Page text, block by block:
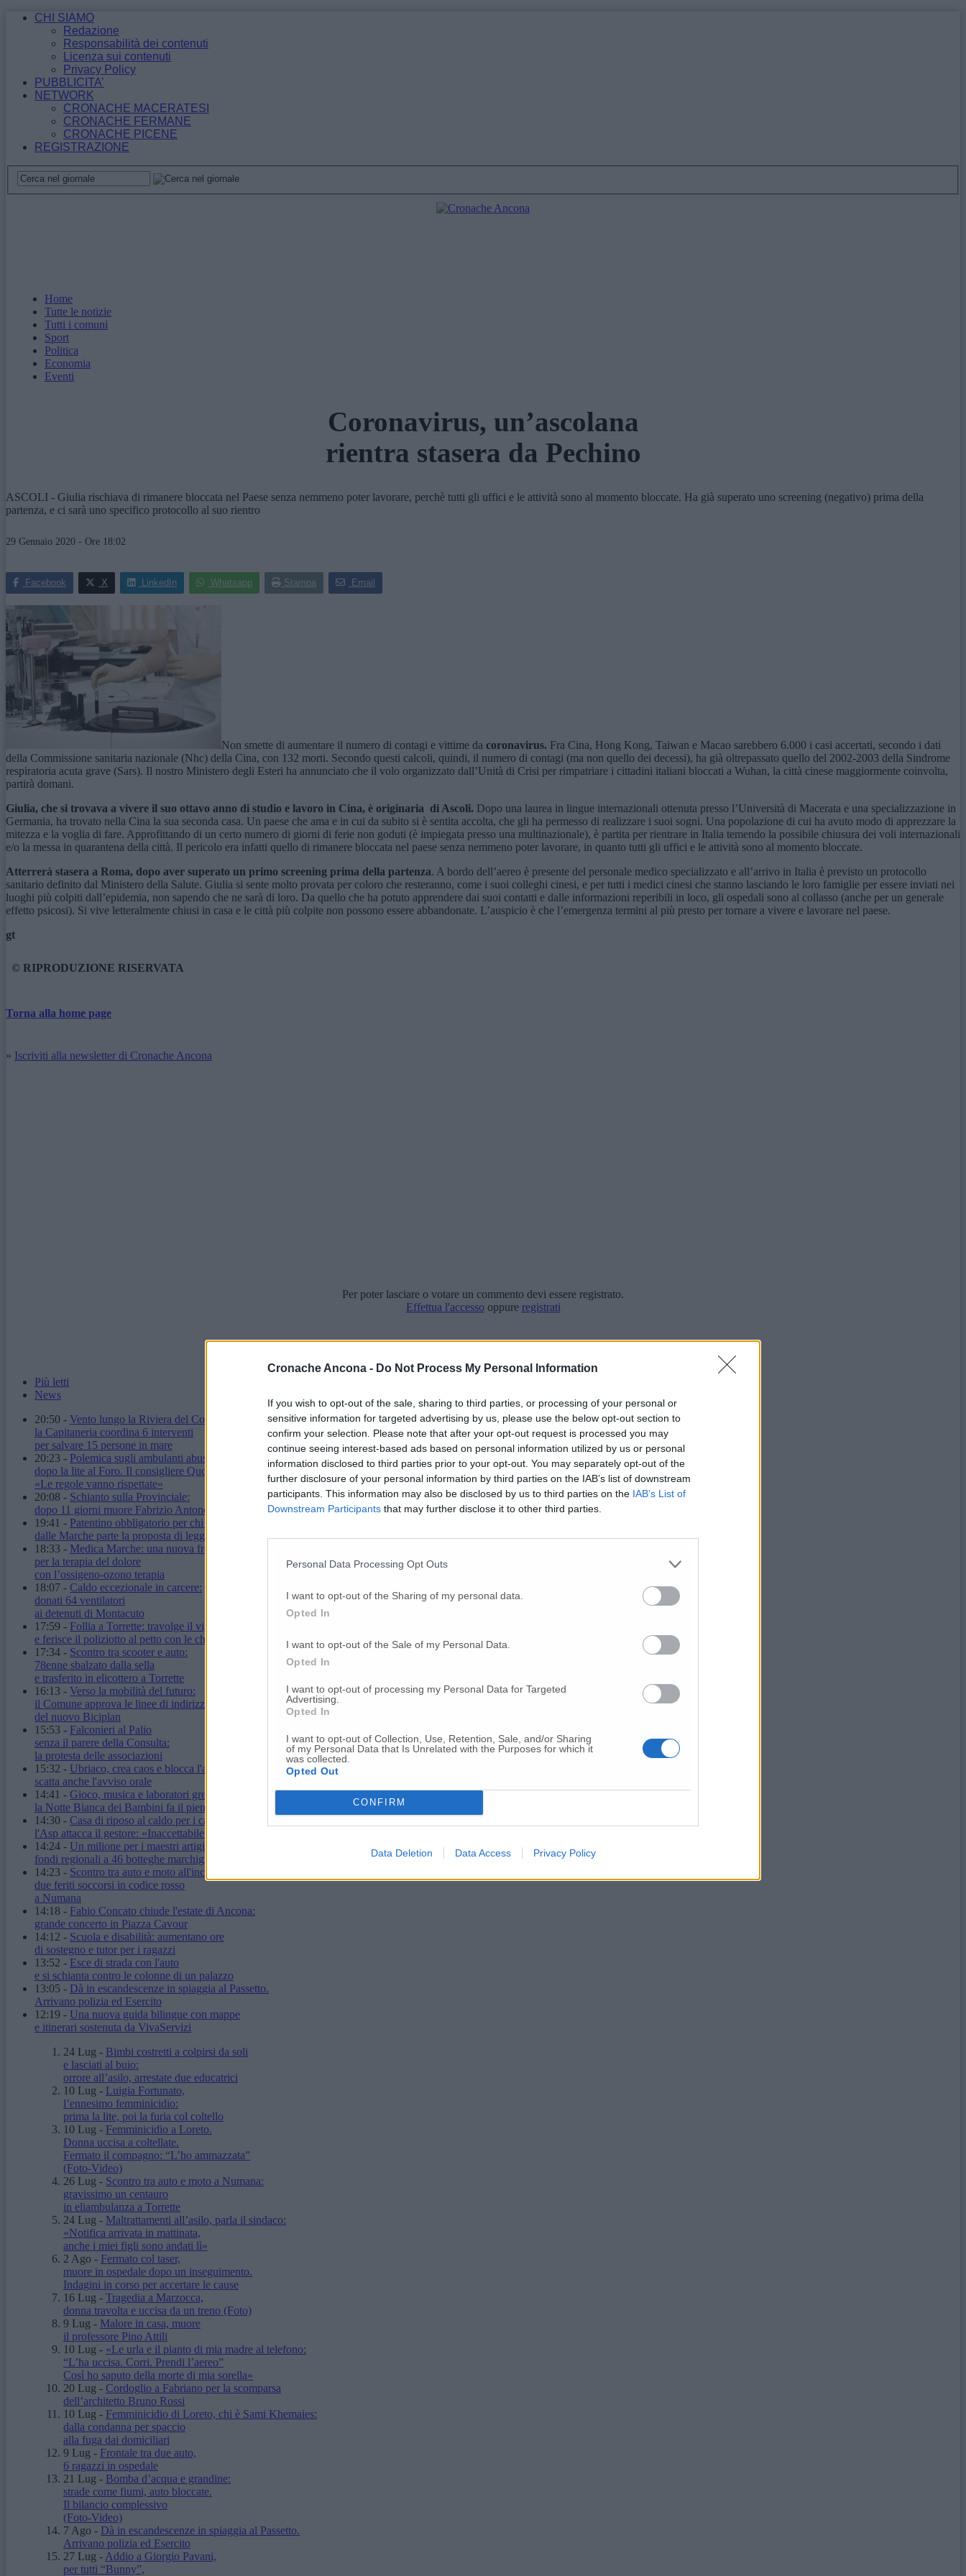
Cronache Ancona - Do Not Process My Personal Information
If you wish to opt-out of the sale, sharing to third parties, or processing of your personal or
sensitive information for targeted advertising by us, please use the below opt-out section to
confirm your selection. Please note that after your opt-out request is processed you may
continue seeing interest-based ads based on personal information utilized by us or personal
information disclosed to third parties prior to your opt-out. You may separately opt-out of the
further disclosure of your personal information by third parties on the IAB’s list of downstream
participants. This information may also be disclosed by us to third parties on the IAB’s List of
Downstream Participants that may further disclose it to other third parties.
Personal Data Processing Opt Outs
I want to opt-out of the Sharing of my personal data.
Opted In
I want to opt-out of the Sale of my Personal Data.
Opted In
I want to opt-out of processing my Personal Data for Targeted
Advertising.
Opted In
I want to opt-out of Collection, Use, Retention, Sale, and/or Sharing
of my Personal Data that Is Unrelated with the Purposes for which it
was collected.
Opted Out
CONFIRM
Data Deletion Data Access Privacy Policy
CHI SIAMO
Redazione
Responsabilità dei contenuti
Licenza sui contenuti
Privacy Policy
PUBBLICITA’
NETWORK
CRONACHE MACERATESI
CRONACHE FERMANE
CRONACHE PICENE
REGISTRAZIONE
Home
Tutte le notizie
Tutti i comuni
Sport
Politica
Economia
Eventi
Coronavirus, un’ascolana
rientra stasera da Pechino
ASCOLI - Giulia rischiava di rimanere bloccata nel Paese senza nemmeno poter lavorare, perchè tutti gli uffici e le attività sono al momento bloccate. Ha già superato uno screening (negativo) prima della
partenza, e ci sarà uno specifico protocollo al suo rientro
29 Gennaio 2020 - Ore 18:02
Facebook X LinkedIn Whatsapp Stampa Email
Non smette di aumentare il numero di contagi e vittime da coronavirus. Fra Cina, Hong Kong, Taiwan e Macao sarebbero 6.000 i casi accertati, secondo i dati
della Commissione sanitaria nazionale (Nhc) della Cina, con 132 morti. Secondo questi calcoli, quindi, il numero di contagi (ma non quello dei decessi), ha già oltrepassato quello del 2002-2003 della Sindrome
respiratoria acuta grave (Sars). Il nostro Ministero degli Esteri ha annunciato che il volo organizzato dall’Unità di Crisi per rimpatriare i cittadini italiani bloccati a Wuhan, la città cinese maggiormente coinvolta,
partirà domani.
Giulia, che si trovava a vivere il suo ottavo anno di studio e lavoro in Cina, è originaria di Ascoli. Dopo una laurea in lingue internazionali ottenuta presso l’Università di Macerata e una specializzazione in
Germania, ha trovato nella Cina la sua seconda casa. Un paese che ama e in cui da subito si è sentita accolta, che gli ha permesso di realizzare i suoi sogni. Una popolazione di cui ha avuto modo di apprezzare la
mitezza e la voglia di fare. Approfittando di un certo numero di giorni di ferie non goduti (è impiegata presso una multinazionale), è partita per rientrare in Italia temendo la possibile chiusura dei voli internazionali
e/o la messa in quarantena della città. Il pericolo era infatti quello di rimanere bloccata nel paese senza nemmeno poter lavorare, in quanto tutti gli uffici e le attività sono al momento bloccate.
Atterrerà stasera a Roma, dopo aver superato un primo screening prima della partenza. A bordo dell’aereo è presente del personale medico specializzato e all’arrivo in Italia è previsto un protocollo
sanitario definito dal Ministero della Salute. Giulia si sente molto provata per coloro che resteranno, come i suoi colleghi cinesi, e per tutti i medici cinesi che stanno lasciando le loro famiglie per essere inviati nei
luoghi più colpiti dall’epidemia, non sapendo che ne sarà di loro. Da quello che ha potuto apprendere dai suoi contatti e dalle informazioni reperibili in loco, gli ospedali sono al collasso (anche per un generale
effetto psicosi). Si vive letteralmente chiusi in casa e le città più colpite non possono essere abbandonate. L’auspicio è che l’emergenza termini al più presto per tornare a vivere e lavorare nel paese.
gt
© RIPRODUZIONE RISERVATA
Torna alla home page
» Iscriviti alla newsletter di Cronache Ancona
Per poter lasciare o votare un commento devi essere registrato.
Effettua l'accesso oppure registrati
Più letti
News
20:50 - Vento lungo la Riviera del Conero:
la Capitaneria coordina 6 interventi
per salvare 15 persone in mare
20:23 - Polemica sugli ambulanti abusivi
dopo la lite al Foro. Il consigliere Quqqass:
«Le regole vanno rispettate»
20:08 - Schianto sulla Provinciale:
dopo 11 giorni muore Fabrizio Antonelli
19:41 - Patentino obbligatorio per chi ha un cane:
dalle Marche parte la proposta di legge
18:33 - Medica Marche: una nuova frontiera
per la terapia del dolore
con l’ossigeno-ozono terapia
18:07 - Caldo eccezionale in carcere:
donati 64 ventilatori
ai detenuti di Montacuto
17:59 - Follia a Torrette: travolge il vigilante
e ferisce il poliziotto al petto con le chiavi
17:34 - Scontro tra scooter e auto:
78enne sbalzato dalla sella
e trasferito in elicottero a Torrette
16:13 - Verso la mobilità del futuro:
il Comune approva le linee di indirizzo
del nuovo Biciplan
15:53 - Falconieri al Palio
senza il parere della Consulta:
la protesta delle associazioni
15:32 - Ubriaco, crea caos e blocca l'autobus:
scatta anche l'avviso orale
14:41 - Gioco, musica e laboratori green:
la Notte Bianca dei Bambini fa il pieno
14:30 - Casa di riposo al caldo per i cali di tensione:
l'Asp attacca il gestore: «Inaccettabile»
14:24 - Un milione per i maestri artigiani:
fondi regionali a 46 botteghe marchigiane
14:23 - Scontro tra auto e moto all'incrocio:
due feriti soccorsi in codice rosso
a Numana
14:18 - Fabio Concato chiude l'estate di Ancona:
grande concerto in Piazza Cavour
14:12 - Scuola e disabilità: aumentano ore
di sostegno e tutor per i ragazzi
13:52 - Esce di strada con l'auto
e si schianta contro le colonne di un palazzo
13:05 - Dà in escandescenze in spiaggia al Passetto.
Arrivano polizia ed Esercito
12:19 - Una nuova guida bilingue con mappe
e itinerari sostenuta da VivaServizi
24 Lug - Bimbi costretti a colpirsi da soli
e lasciati al buio:
orrore all’asilo, arrestate due educatrici
10 Lug - Luigia Fortunato,
l’ennesimo femminicidio:
prima la lite, poi la furia col coltello
10 Lug - Femminicidio a Loreto.
Donna uccisa a coltellate.
Fermato il compagno: “L’ho ammazzata”
(Foto-Video)
26 Lug - Scontro tra auto e moto a Numana:
gravissimo un centauro
in eliambulanza a Torrette
24 Lug - Maltrattamenti all’asilo, parla il sindaco:
«Notifica arrivata in mattinata,
anche i miei figli sono andati lì»
2 Ago - Fermato col taser,
muore in ospedale dopo un inseguimento.
Indagini in corso per accertare le cause
16 Lug - Tragedia a Marzocca,
donna travolta e uccisa da un treno (Foto)
9 Lug - Malore in casa, muore
il professore Pino Attili
10 Lug - «Le urla e il pianto di mia madre al telefono:
“L’ha uccisa. Corri. Prendi l’aereo”
Così ho saputo della morte di mia sorella»
20 Lug - Cordoglio a Fabriano per la scomparsa
dell’architetto Bruno Rossi
10 Lug - Femminicidio di Loreto, chi è Sami Khemaies:
dalla condanna per spaccio
alla fuga dai domiciliari
9 Lug - Frontale tra due auto,
6 ragazzi in ospedale
21 Lug - Bomba d’acqua e grandine:
strade come fiumi, auto bloccate.
Il bilancio complessivo
(Foto-Video)
7 Ago - Dà in escandescenze in spiaggia al Passetto.
Arrivano polizia ed Esercito
27 Lug - Addio a Giorgio Pavani,
per tutti “Bunny”,